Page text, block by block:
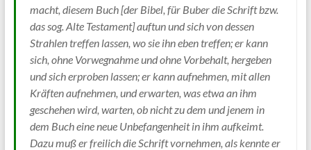
macht, diesem Buch [der Bibel, für Buber die Schrift bzw.
das sog. Alte Testament] auftun und sich von dessen
Strahlen treffen lassen, wo sie ihn eben treffen; er kann
sich, ohne Vorwegnahme und ohne Vorbehalt, hergeben
und sich erproben lassen; er kann aufnehmen, mit allen
Kräften aufnehmen, und erwarten, was etwa an ihm
geschehen wird, warten, ob nicht zu dem und jenem in
dem Buch eine neue Unbefangenheit in ihm aufkeimt.
Dazu muß er freilich die Schrift vornehmen, als kennte er